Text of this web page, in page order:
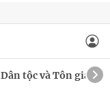
Dân tộc và Tôn giáo